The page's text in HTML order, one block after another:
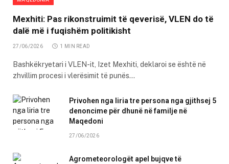
Mexhiti: Pas rikonstruimit të qeverisë, VLEN do të
dalë më i fuqishëm politikisht
27/06/2026 1 MIN READ
Bashkëkryetari i VLEN-it, Izet Mexhiti, deklaroi se është në
zhvillim procesi i vlerësimit të punës…
Privohen nga liria tre persona nga gjithsej 5
denoncime për dhunë në familje në
Maqedoni
27/06/2026
Agrometeorologët apel bujqve të